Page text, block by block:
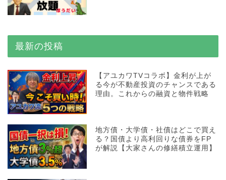
最新の投稿
【アユカワTVコラボ】金利が上が
る今が不動産投資のチャンスである
理由。これからの融資と物件戦略
地方債・大学債・社債はどこで買え
る？国債より高利回りな債券をFP
が解説【大家さんの修繕積立運用】